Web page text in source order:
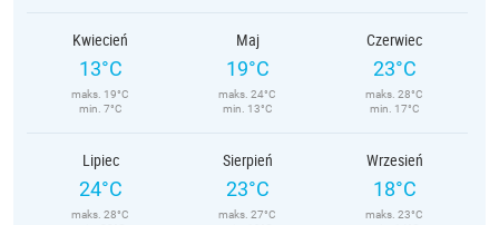
Kwiecień
13°C
maks. 19°C
min. 7°C
Maj
19°C
maks. 24°C
min. 13°C
Czerwiec
23°C
maks. 28°C
min. 17°C
Lipiec
24°C
maks. 28°C
Sierpień
23°C
maks. 27°C
Wrzesień
18°C
maks. 23°C